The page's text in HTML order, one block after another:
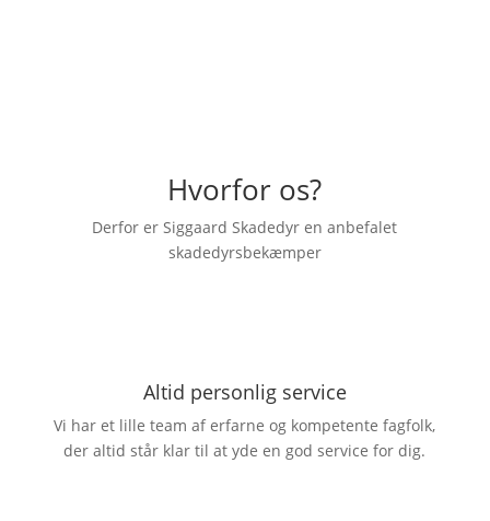
Hvorfor os?
Derfor er Siggaard Skadedyr en anbefalet
skadedyrsbekæmper
Altid personlig service
Vi har et lille team af erfarne og kompetente fagfolk,
der altid står klar til at yde en god service for dig.